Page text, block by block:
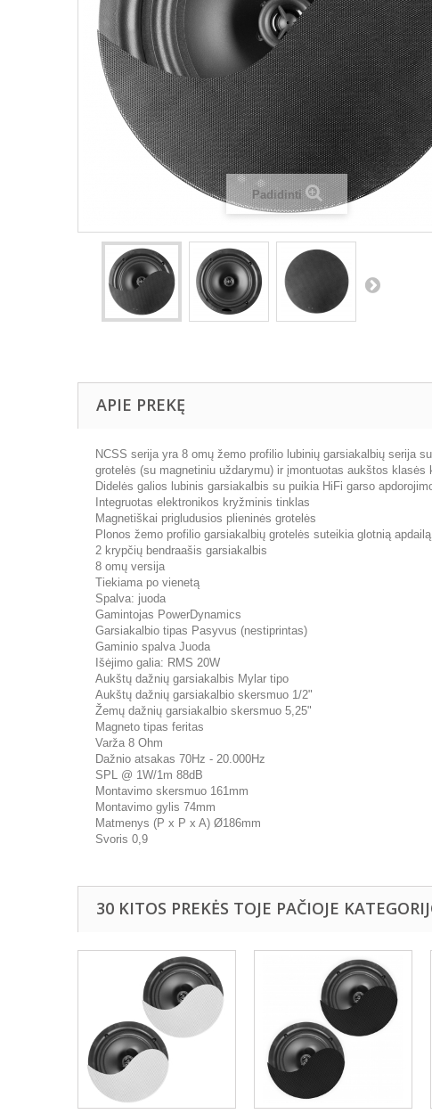
Padidinti
APIE PREKĘ
NCSS serija yra 8 omų žemo profilio lubinių garsiakalbių serija
grotelės (su magnetiniu uždarymu) ir įmontuotas aukštos
Didelės galios lubinis garsiakalbis su puikia HiFi garso
Integruotas elektronikos kryžminis tinklas
Magnetiškai prigludusios plieninės grotelės
Plonos žemo profilio garsiakalbių grotelės suteikia glotnią apdailą
2 krypčių bendraašis garsiakalbis
8 omų versija
Tiekiama po vienetą
Spalva: juoda
Gamintojas PowerDynamics
Garsiakalbio tipas Pasyvus (nestiprintas)
Gaminio spalva Juoda
Išėjimo galia: RMS 20W
Aukštų dažnių garsiakalbis Mylar tipo
Aukštų dažnių garsiakalbio skersmuo 1/2"
Žemų dažnių garsiakalbio skersmuo 5,25"
Magneto tipas feritas
Varža 8 Ohm
Dažnio atsakas 70Hz - 20.000Hz
SPL @ 1W/1m 88dB
Montavimo skersmuo 161mm
Montavimo gylis 74mm
Matmenys (P x P x A) Ø186mm
Svoris 0,9
30 KITOS PREKĖS TOJE PAČIOJE